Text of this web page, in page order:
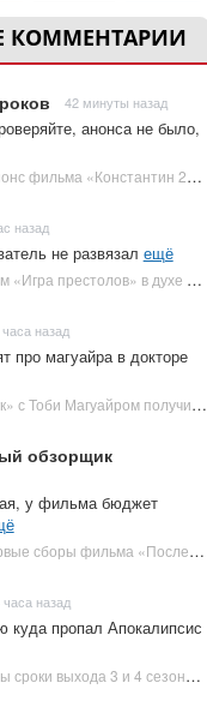
КОММЕНТАРИИ
42 минуты назад
анонса не было,
Состоялся анонс фильма «Константин 2» с Киану Ривзом. Когда он выйдет? | Plugged In Ru
назад
не развязал ещё
Первый фильм «Игра престолов» в духе «Дюны» посвящен важному Таргариену | Plugged In Ru
назад
про магуайра в докторе
«Человек-паук» с Тоби Магуайром получил новый постер | Plugged In Ru
обзорщик
у фильма бюджет
Раскрыты первые сборы фильма «Последний богатырь: Колобок» на фоне негатива | Plugged In Ru
часа назад
куда пропал Апокалипсис
Подтверждены сроки выхода 3 и 4 сезонов «Людей Икс '97» | Plugged In Ru